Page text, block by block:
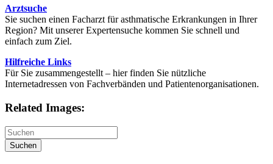
Arztsuche
Sie suchen einen Facharzt für asthmatische Erkrankungen in Ihrer
Region? Mit unserer Expertensuche kommen Sie schnell und
einfach zum Ziel.
Hilfreiche Links
Für Sie zusammengestellt – hier finden Sie nützliche
Internetadressen von Fachverbänden und Patientenorganisationen.
Related Images: